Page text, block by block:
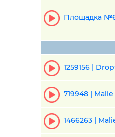
Площадка
1259156 |
719948 |
1466263 |